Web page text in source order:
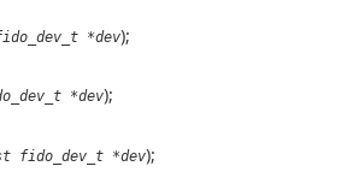
*dev);
*dev);
fido_dev_t *dev);